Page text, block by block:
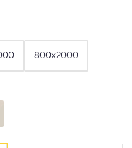
800х2000